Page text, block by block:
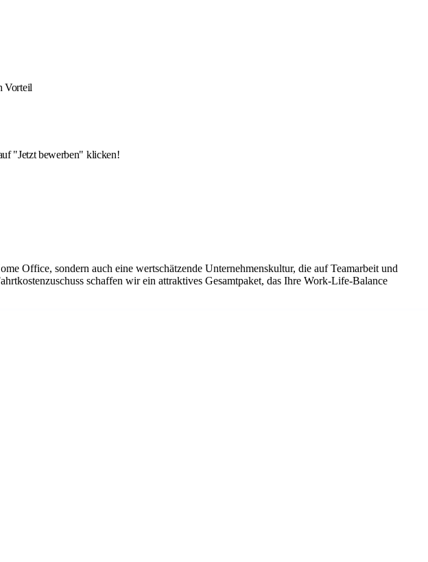
Vorteil
"Jetzt bewerben" klicken!
Office, sondern auch eine wertschätzende Unternehmenskultur, die auf Teamarbeit und
schaffen wir ein attraktives Gesamtpaket, das Ihre Work-Life-Balance